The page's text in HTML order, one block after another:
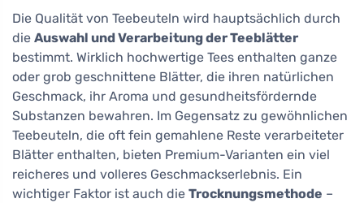
Die Qualität von Teebeuteln wird hauptsächlich durch
die Auswahl und Verarbeitung der Teeblätter
bestimmt. Wirklich hochwertige Tees enthalten ganze
oder grob geschnittene Blätter, die ihren natürlichen
Geschmack, ihr Aroma und gesundheitsfördernde
Substanzen bewahren. Im Gegensatz zu gewöhnlichen
Teebeuteln, die oft fein gemahlene Reste verarbeiteter
Blätter enthalten, bieten Premium-Varianten ein viel
reicheres und volleres Geschmackserlebnis. Ein
wichtiger Faktor ist auch die Trocknungsmethode –